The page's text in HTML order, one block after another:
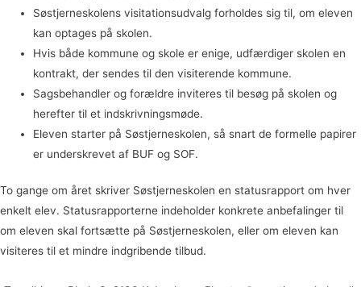
Søstjerneskolens visitationsudvalg forholdes sig til, om eleven
kan optages på skolen.
Hvis både kommune og skole er enige, udfærdiger skolen en
kontrakt, der sendes til den visiterende kommune.
Sagsbehandler og forældre inviteres til besøg på skolen og
herefter til et indskrivningsmøde.
Eleven starter på Søstjerneskolen, så snart de formelle papirer
er underskrevet af BUF og SOF.
To gange om året skriver Søstjerneskolen en statusrapport om hver
enkelt elev. Statusrapporterne indeholder konkrete anbefalinger til
om eleven skal fortsætte på Søstjerneskolen, eller om eleven kan
visiteres til et mindre indgribende tilbud.